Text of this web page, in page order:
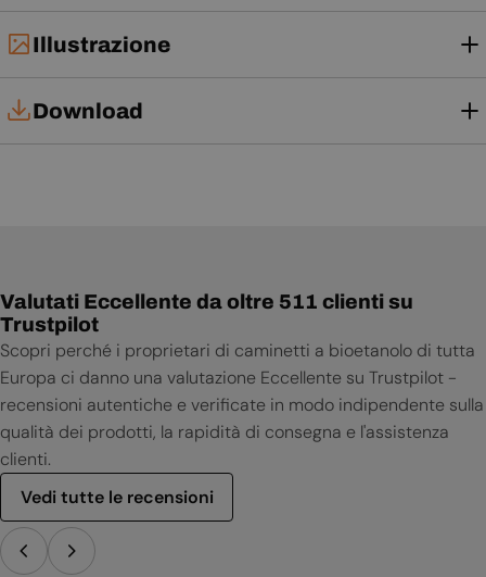
Illustrazione
Download
Valutati Eccellente da oltre 511 clienti su
Trustpilot
Scopri perché i proprietari di caminetti a bioetanolo di tutta
Europa ci danno una valutazione Eccellente su Trustpilot -
recensioni autentiche e verificate in modo indipendente sulla
qualità dei prodotti, la rapidità di consegna e l'assistenza
clienti.
Vedi tutte le recensioni